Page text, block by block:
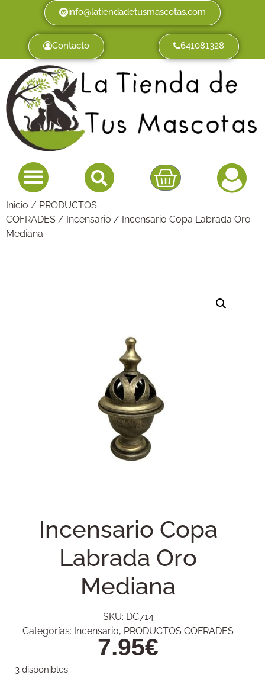
info@latiendadetusmascotas.com
Contacto 641081328
Inicio / PRODUCTOS
COFRADES / Incensario / Incensario Copa Labrada Oro
Mediana
Incensario Copa
Labrada Oro
Mediana
SKU: DC714
Categorías: Incensario, PRODUCTOS COFRADES
7.95€
3 disponibles